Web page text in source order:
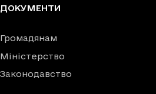
ДОКУМЕНТИ
Громадянам
Міністерство
Законодавство